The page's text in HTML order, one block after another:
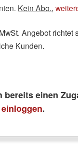
Kein Abo.,
Angebot richtet
Kunden.
bereits einen
.